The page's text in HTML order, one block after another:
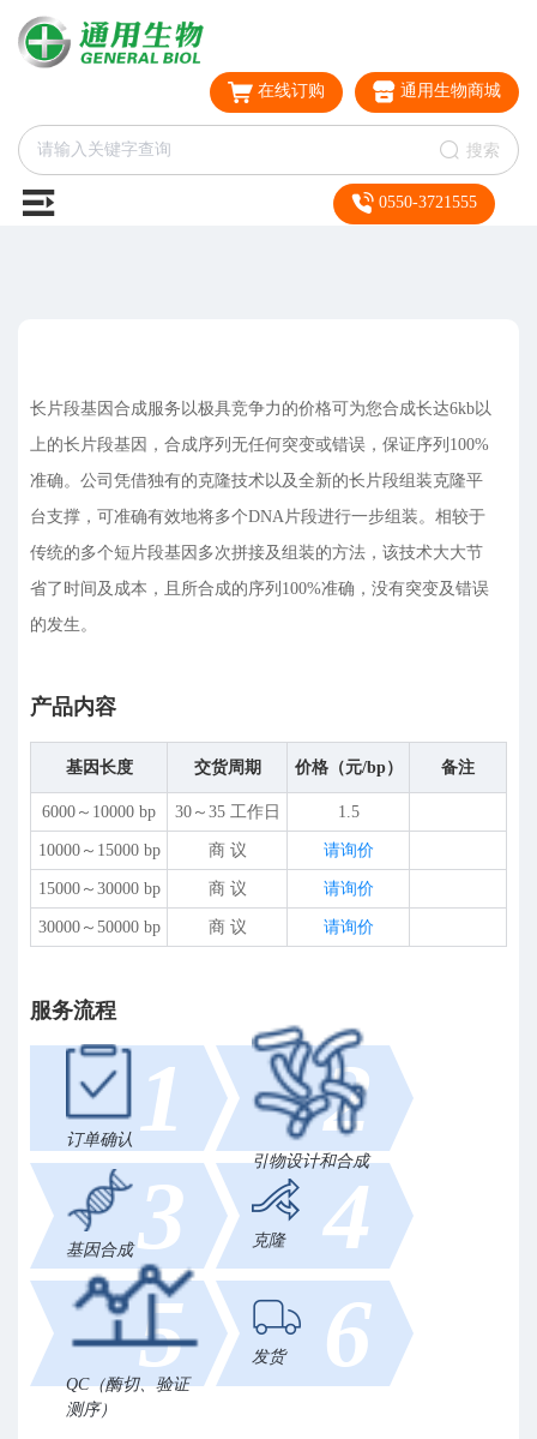
在线订购 通用生物商城
搜索
0550-3721555
长片段基因合成服务以极具竞争力的价格可为您合成长达6kb以
上的长片段基因，合成序列无任何突变或错误，保证序列100%
准确。公司凭借独有的克隆技术以及全新的长片段组装克隆平
台支撑，可准确有效地将多个DNA片段进行一步组装。相较于
传统的多个短片段基因多次拼接及组装的方法，该技术大大节
省了时间及成本，且所合成的序列100%准确，没有突变及错误
的发生。
产品内容
基因长度 交货周期 价格（元/bp） 备注
6000～10000 bp 30～35 工作日 1.5
10000～15000 bp 商 议 请询价
15000～30000 bp 商 议 请询价
30000～50000 bp 商 议 请询价
服务流程
订单确认 1
引物设计和合成
2
基因合成 3 克隆 4
QC（酶切、验证
测序）
5 发货 6